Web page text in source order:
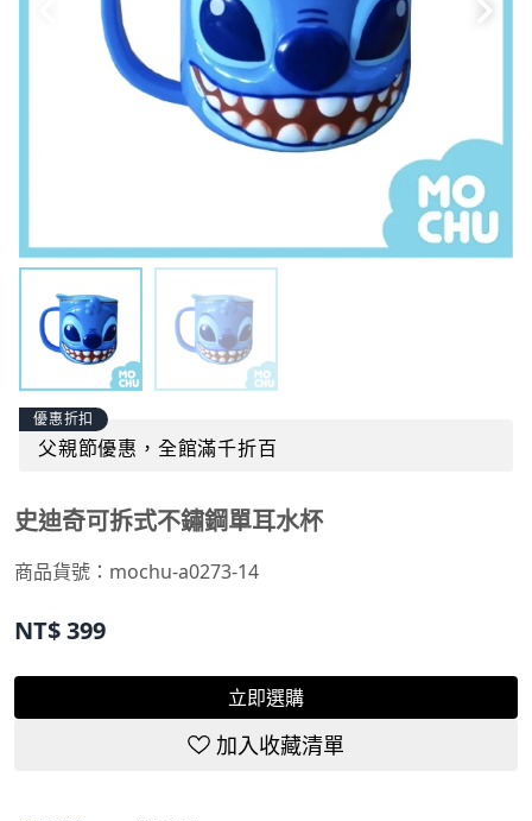
優惠折扣
父親節優惠，全館滿千折百
史迪奇可拆式不鏽鋼單耳水杯
商品貨號：mochu-a0273-14
NT$399
立即選購
加入收藏清單